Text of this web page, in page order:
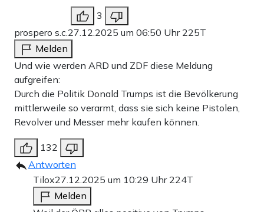
3
prospero s.c. 27.12.2025 um 06:50 Uhr 225T
Melden
Und wie werden ARD und ZDF diese Meldung
aufgreifen:
Durch die Politik Donald Trumps ist die Bevölkerung
mittlerweile so verarmt, dass sie sich keine Pistolen,
Revolver und Messer mehr kaufen können.
132
Antworten
Tilox27.12.2025 um 10:29 Uhr 224T
Melden